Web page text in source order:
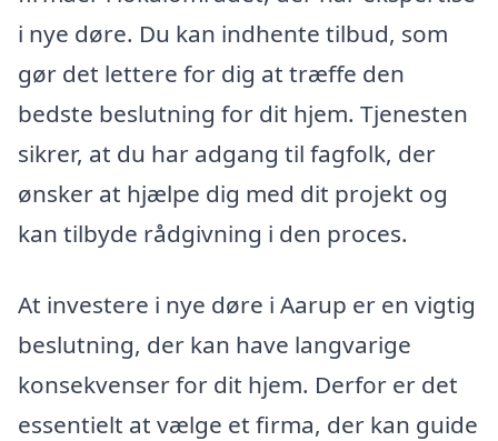
i nye døre. Du kan indhente tilbud, som
gør det lettere for dig at træffe den
bedste beslutning for dit hjem. Tjenesten
sikrer, at du har adgang til fagfolk, der
ønsker at hjælpe dig med dit projekt og
kan tilbyde rådgivning i den proces.
At investere i nye døre i Aarup er en vigtig
beslutning, der kan have langvarige
konsekvenser for dit hjem. Derfor er det
essentielt at vælge et firma, der kan guide